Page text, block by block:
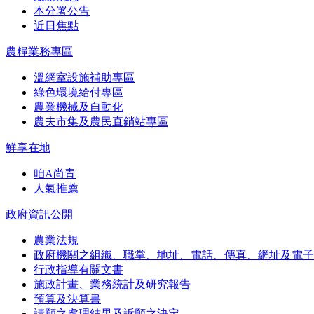
本分署公告
近日焦點
農糧業務專區
溫網室設施補助專區
綠色環境給付專區
農業機械及自動化
農夫市集及農民直銷站專區
鮮享在地
咱A尚青
人氣推薦
政府資訊公開
農業法規
政府機關之組織、職掌、地址、電話、傳真、網址及電
行政指導有關文書
施政計畫、業務統計及研究報告
預算及決算書